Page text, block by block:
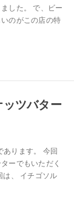
した。 で、ビー
のがこの店の特
ツバター
あります。 今回
ーでもいただく
は、 イチゴソル